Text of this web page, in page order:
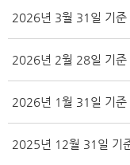
2026년 3월 31일 기준
2026년 2월 28일 기준
2026년 1월 31일 기준
2025년 12월 31일 기